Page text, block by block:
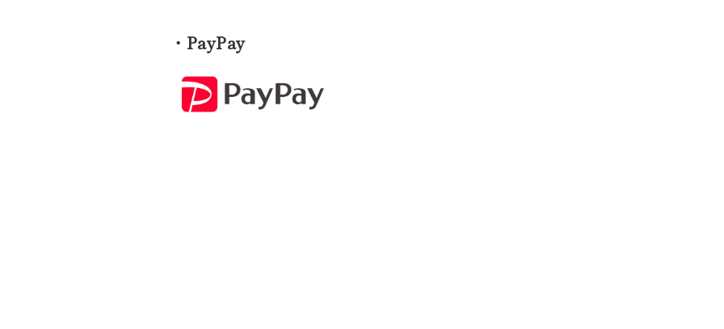
・PayPay